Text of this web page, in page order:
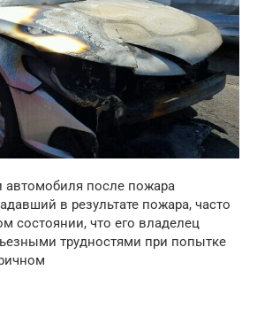
автомобиля после пожара
в результате пожара, часто
состоянии, что его владелец
трудностями при попытке